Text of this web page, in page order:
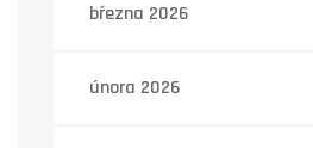
března 2026
února 2026